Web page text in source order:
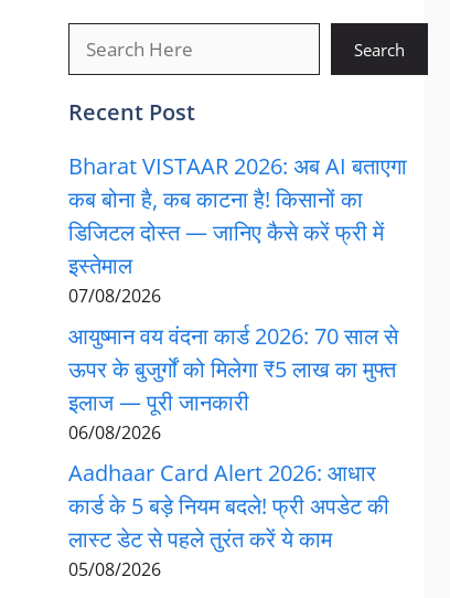
Search
Recent Post
Bharat VISTAAR 2026: अब AI बताएगा
कब बोना है, कब काटना है! किसानों का
डिजिटल दोस्त — जानिए कैसे करें फ्री में
इस्तेमाल
07/08/2026
आयुष्मान वय वंदना कार्ड 2026: 70 साल से
ऊपर के बुजुर्गों को मिलेगा ₹5 लाख का मुफ्त
इलाज — पूरी जानकारी
06/08/2026
Aadhaar Card Alert 2026: आधार
कार्ड के 5 बड़े नियम बदले! फ्री अपडेट की
लास्ट डेट से पहले तुरंत करें ये काम
05/08/2026